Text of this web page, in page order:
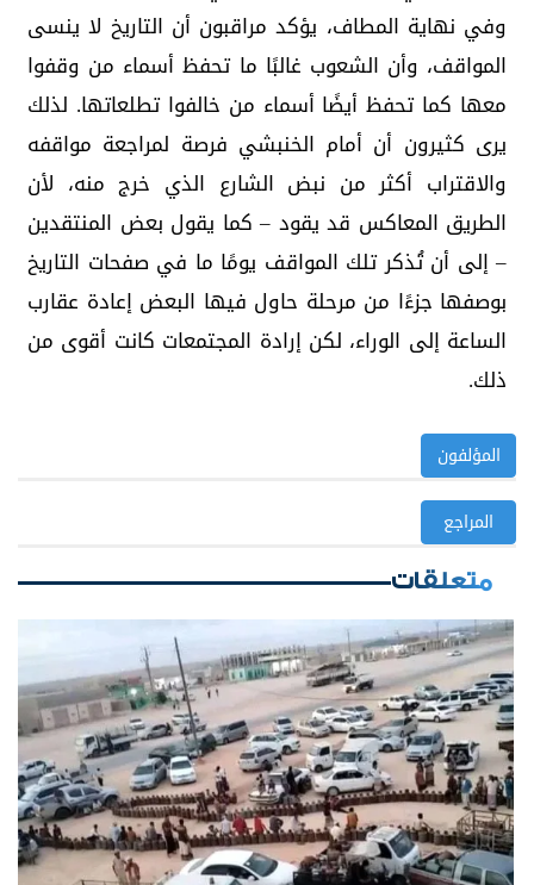
وفي نهاية المطاف، يؤكد مراقبون أن التاريخ لا ينسى
المواقف، وأن الشعوب غالبًا ما تحفظ أسماء من وقفوا
معها كما تحفظ أيضًا أسماء من خالفوا تطلعاتها. لذلك
يرى كثيرون أن أمام الخنبشي فرصة لمراجعة مواقفه
والاقتراب أكثر من نبض الشارع الذي خرج منه، لأن
الطريق المعاكس قد يقود – كما يقول بعض المنتقدين
– إلى أن تُذكر تلك المواقف يومًا ما في صفحات التاريخ
بوصفها جزءًا من مرحلة حاول فيها البعض إعادة عقارب
الساعة إلى الوراء، لكن إرادة المجتمعات كانت أقوى من
ذلك.
المؤلفون
المراجع
متعلقات